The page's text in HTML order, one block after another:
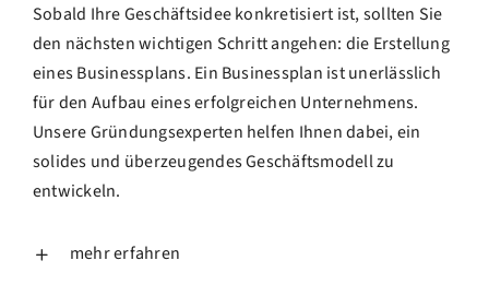
Sobald Ihre Geschäftsidee konkretisiert ist, sollten Sie
den nächsten wichtigen Schritt angehen: die Erstellung
eines Businessplans. Ein Businessplan ist unerlässlich
für den Aufbau eines erfolgreichen Unternehmens.
Unsere Gründungsexperten helfen Ihnen dabei, ein
solides und überzeugendes Geschäftsmodell zu
entwickeln.
mehr erfahren